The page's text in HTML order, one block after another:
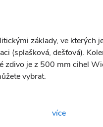
základy, ve kterých
(splašková, dešťová).
zdivo je z 500 mm cihel
vybrat.
více